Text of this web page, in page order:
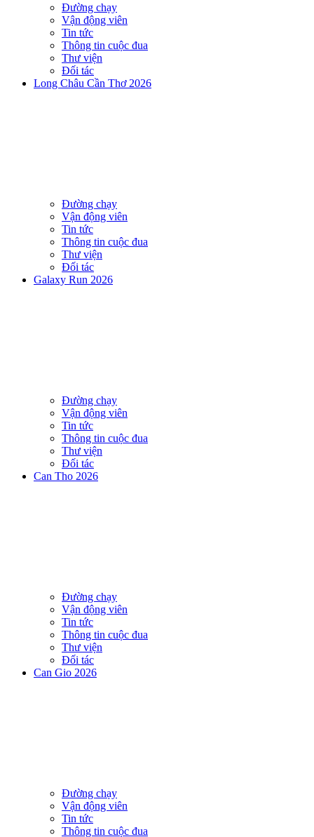
Đường chạy
Vận động viên
Tin tức
Thông tin cuộc đua
Thư viện
Đối tác
Long Châu Cần Thơ 2026
Đường chạy
Vận động viên
Tin tức
Thông tin cuộc đua
Thư viện
Đối tác
Galaxy Run 2026
Đường chạy
Vận động viên
Tin tức
Thông tin cuộc đua
Thư viện
Đối tác
Can Tho 2026
Đường chạy
Vận động viên
Tin tức
Thông tin cuộc đua
Thư viện
Đối tác
Can Gio 2026
Đường chạy
Vận động viên
Tin tức
Thông tin cuộc đua